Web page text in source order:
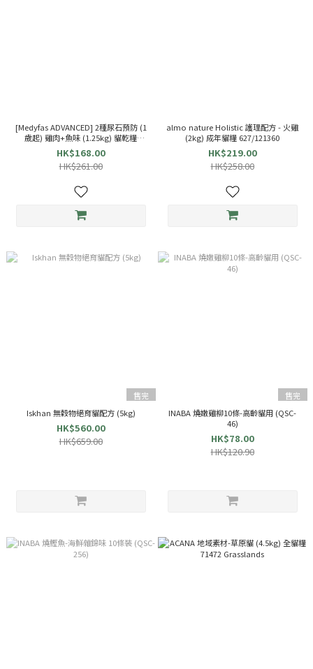
[Medyfas ADVANCED] 2種尿石預防 (1
歲起) 雞肉+魚味 (1.25kg) 貓乾糧
069609
HK$168.00
HK$261.00
almo nature Holistic 護理配方 - 火雞
(2kg) 成年貓糧 627/121360
HK$219.00
HK$258.00
售完
Iskhan 無穀物絕育貓配方 (5kg)
HK$560.00
HK$659.00
售完
INABA 燒嫩雞柳10條-高齡貓用 (QSC-
46)
HK$78.00
HK$120.90